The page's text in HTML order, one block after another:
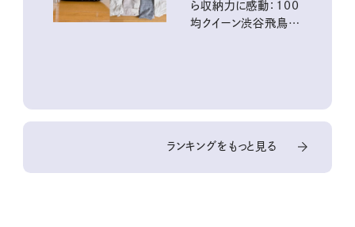
ら収納力に感動：100
均クイーン渋谷飛鳥の
ランキングをもっと見る